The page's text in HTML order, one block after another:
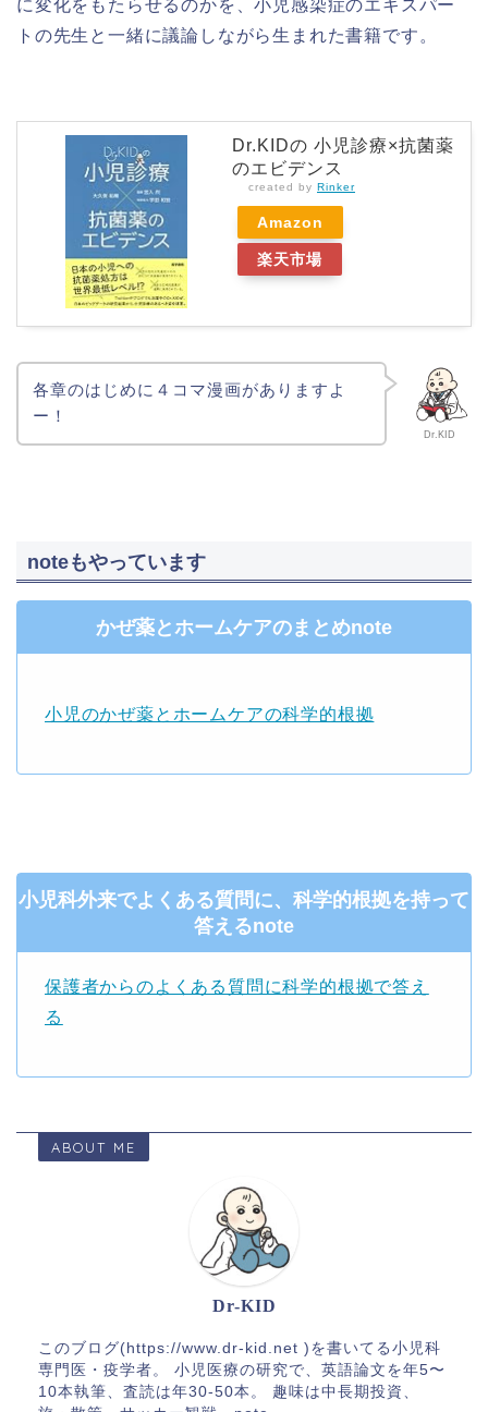
に変化をもたらせるのかを、小児感染症のエキスパー
トの先生と一緒に議論しながら生まれた書籍です。
Dr.KIDの 小児診療×抗菌薬
のエビデンス
created by Rinker
Amazon
楽天市場
Dr.KID
各章のはじめに４コマ漫画がありますよ
ー！
noteもやっています
かぜ薬とホームケアのまとめnote
小児のかぜ薬とホームケアの科学的根拠
小児科外来でよくある質問に、科学的根拠を持って
答えるnote
保護者からのよくある質問に科学的根拠で答え
る
ABOUT ME
Dr-KID
このブログ(https://www.dr-kid.net )を書いてる小児科
専門医・疫学者。 小児医療の研究で、英語論文を年5〜
10本執筆、査読は年30-50本。 趣味は中長期投資、